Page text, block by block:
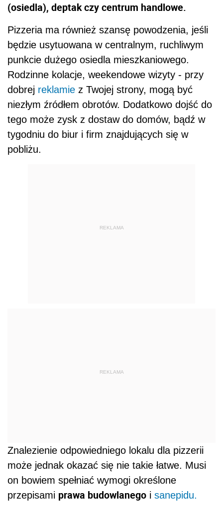
(osiedla), deptak czy centrum handlowe.
Pizzeria ma również szansę powodzenia, jeśli
będzie usytuowana w centralnym, ruchliwym
punkcie dużego osiedla mieszkaniowego.
Rodzinne kolacje, weekendowe wizyty - przy
dobrej reklamie z Twojej strony, mogą być
niezłym źródłem obrotów. Dodatkowo dojść do
tego może zysk z dostaw do domów, bądź w
tygodniu do biur i firm znajdujących się w
pobliżu.
REKLAMA
REKLAMA
Znalezienie odpowiedniego lokalu dla pizzerii
może jednak okazać się nie takie łatwe. Musi
on bowiem spełniać wymogi określone
przepisami prawa budowlanego i sanepidu.